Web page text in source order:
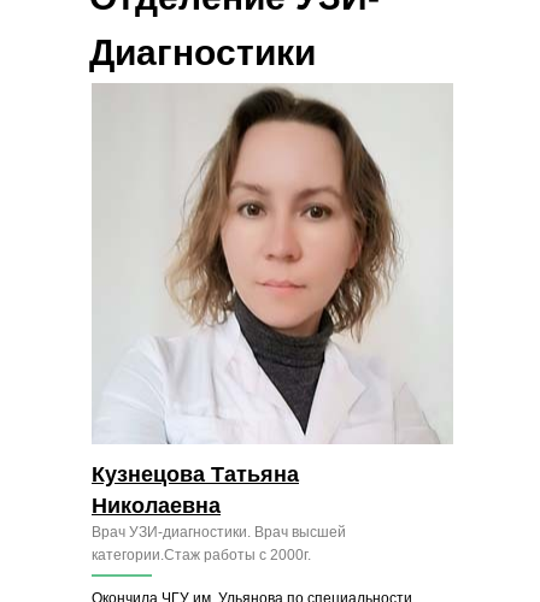
Диагностики
Врач УЗИ-диагностики. Врач высшей
категории.Стаж работы с 2000г.
Кузнецова Татьяна
Николаевна